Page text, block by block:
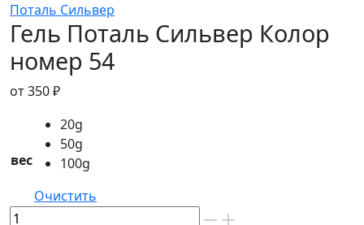
Поталь Сильвер
Гель Поталь Сильвер Колор
номер 54
от350₽
вес
20g
50g
100g
Очистить
Количество